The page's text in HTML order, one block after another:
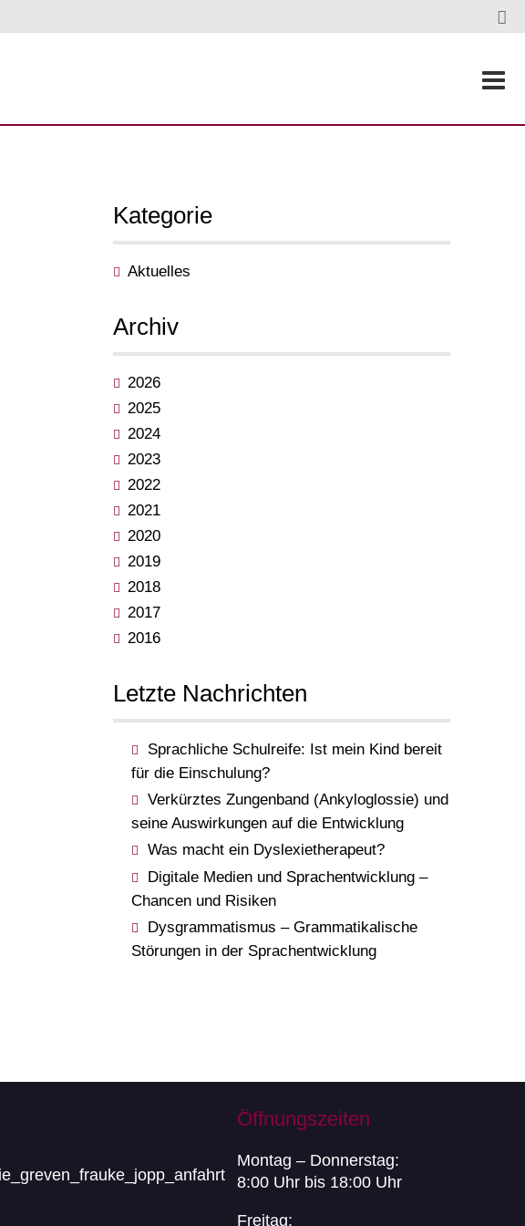
Kategorie
Aktuelles
Archiv
2026
2025
2024
2023
2022
2021
2020
2019
2018
2017
2016
Letzte Nachrichten
Sprachliche Schulreife: Ist mein Kind bereit
für die Einschulung?
Verkürztes Zungenband (Ankyloglossie) und
seine Auswirkungen auf die Entwicklung
Was macht ein Dyslexietherapeut?
Digitale Medien und Sprachentwicklung –
Chancen und Risiken
Dysgrammatismus – Grammatikalische
Störungen in der Sprachentwicklung
Öffnungszeiten
Montag – Donnerstag:
8:00 Uhr bis 18:00 Uhr
Freitag: